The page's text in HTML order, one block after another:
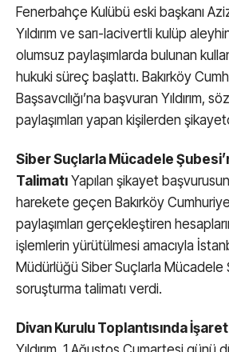
Fenerbahçe Kulübü eski başkanı Aziz
Yıldırım ve sarı-lacivertli kulüp
olumsuz paylaşımlarda bulunan
hukuki süreç başlattı. Bakırköy
Başsavcılığı’na başvuran Yıldırım,
paylaşımları yapan kişilerden
Siber Suçlarla Mücadele
Talimatı Yapılan şikayet
harekete geçen Bakırköy Cumhuriyet
paylaşımları gerçekleştiren
işlemlerin yürütülmesi amacıyla
Müdürlüğü Siber Suçlarla Mücadele
soruşturma talimatı verdi.
Divan Kurulu Toplantısında